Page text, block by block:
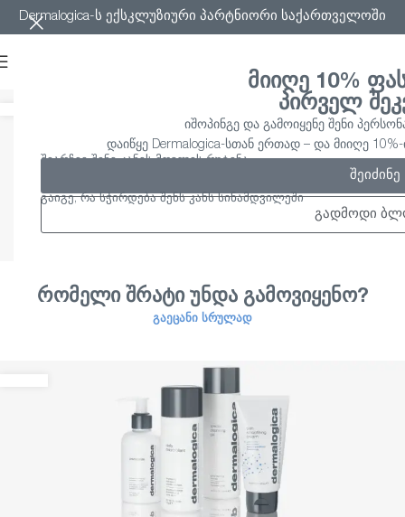
მიიღე 10%
პირველ
იშოპინგე და გამოიყენე შენი
დაიწყე Dermalogica-სთან ერთად – და მიიღე
შეარჩიე შენი კანის მოვლის რუტინა
შეიძინე
გაიგე, რა სჭირდება შენს კანს სინამდვილეში
გადმოდი
Dermalogica-ს ექსკლუზიური პარტნიორი საქართველოში
რომელი შრატი უნდა გამოვიყენო?
ᲒᲐᲔᲪᲐᲜᲘ ᲡᲠᲣᲚᲐᲓ